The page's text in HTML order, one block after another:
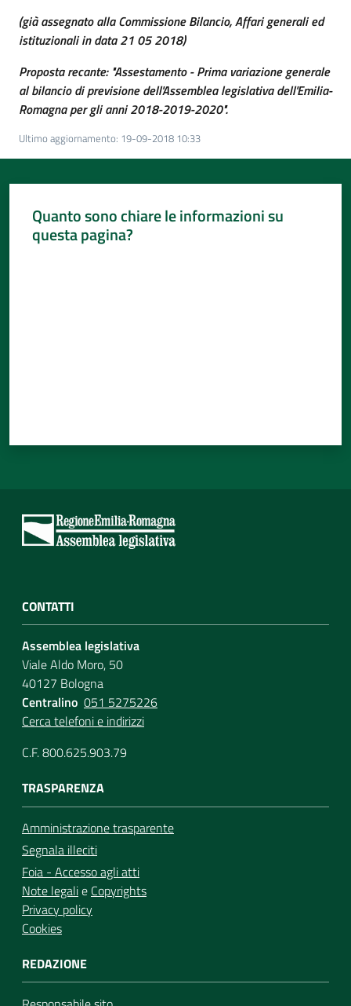
(già assegnato allaCommissione Bilancio, Affari generali ed
istituzionali in data 21 05 2018)
Proposta recante: "Assestamento - Prima variazione generale
al bilancio di previsione dell'Assemblea legislativa dell'Emilia-
Romagna per gli anni 2018-2019-2020".
Ultimo aggiornamento: 19-09-2018 10:33
Quanto sono chiare le informazioni su
questa pagina?
CONTATTI
Assemblea legislativa
Viale Aldo Moro, 50
40127 Bologna
Centralino 051 5275226
Cerca telefoni e indirizzi
C.F. 800.625.903.79
TRASPARENZA
Amministrazione trasparente
Segnala illeciti
Foia - Accesso agli atti
Note legalie Copyrights
Privacy policy
Cookies
REDAZIONE